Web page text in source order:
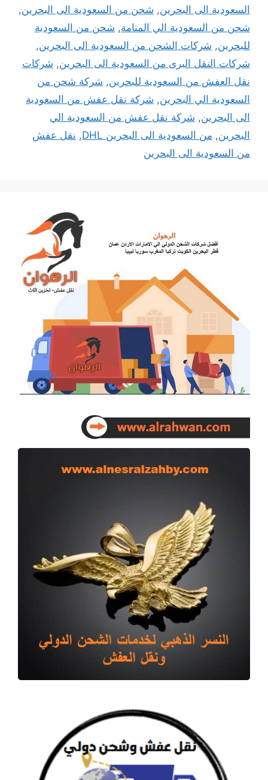
السعودية الى البحرين, شحن من السعودية الى البحرين,
شحن من السعودية الي المنامة, شحن من السعودية
للبحرين, شركات الشحن من السعودية الى البحرين,
شركات النقل البرى من السعودية الى البحرين, شركات
نقل العفش من السعودية للبحرين, شركة شحن من
السعودية الي البحرين, شركة نقل عفش من السعودية
الى البحرين, شركة نقل عفش من السعودية الي
البحرين, من السعودية الى البحرين DHL , نقل عفش
من السعودية الى البحرين